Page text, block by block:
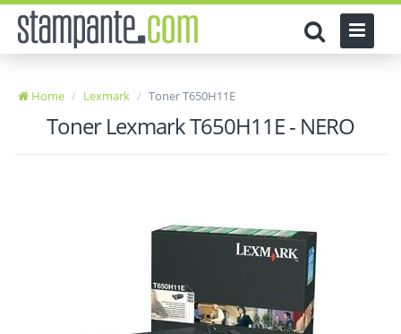
Home Lexmark Toner T650H11E
Toner Lexmark T650H11E - NERO